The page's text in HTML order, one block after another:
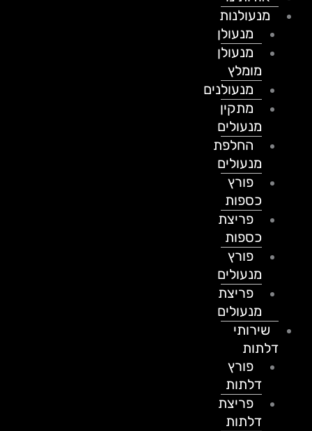
מנעולנות
מנעולן
מנעולן
מומלץ
מנעולנים
מתקין
מנעולים
החלפת
מנעולים
פורץ
כספות
פריצת
כספות
פורץ
מנעולים
פריצת
מנעולים
שירותי
דלתות
פורץ
דלתות
פריצת
דלתות